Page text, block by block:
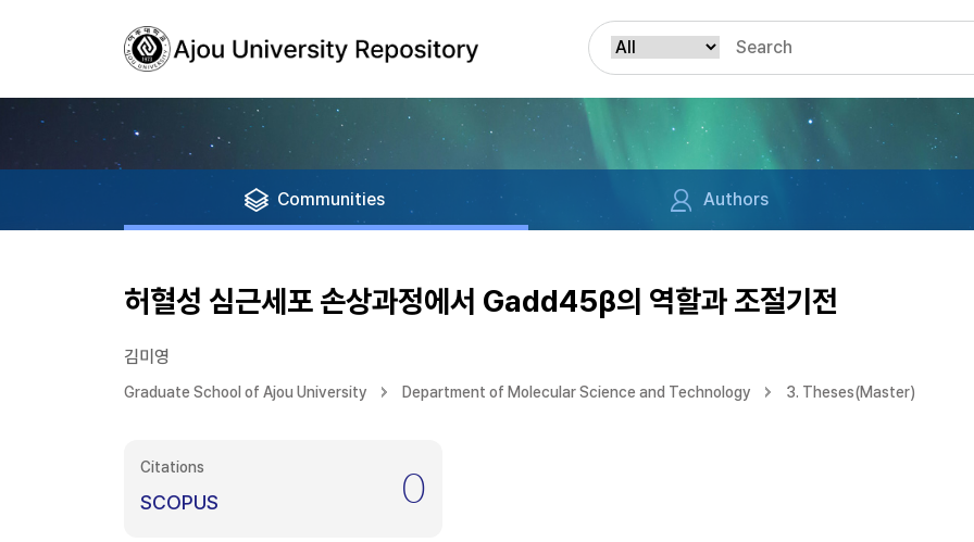
Communities Authors
허혈성 심근세포 손상과정에서 Gadd45β의 역할과 조절기전
김미영
Graduate School of Ajou University Department of Molecular Science and Technology 3. Theses(Master)
Citations
SCOPUS 0